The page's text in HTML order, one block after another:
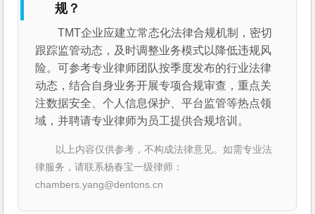
规？
TMT企业应建立常态化法律合规机制，密切
跟踪监管动态，及时调整业务模式以降低违规风
险。可参考专业律师团队按季度发布的行业法律
动态，结合自身业务开展专项合规审查，重点关
注数据安全、个人信息保护、平台监管等热点领
域，并聘请专业律师为员工提供合规培训。
以上内容仅供参考，不构成法律意见。如需专业法
律服务，请联系杨春宝一级律师：
chambers.yang@dentons.cn